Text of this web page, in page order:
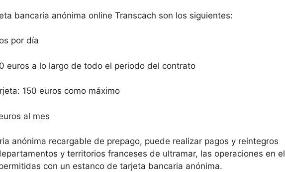
bancaria anónima online Transcach son los siguientes:
por día
euros a lo largo de todo el periodo del contrato
150 euros como máximo
al mes
anónima recargable de prepago, puede realizar pagos y reintegros
y territorios franceses de ultramar, las operaciones en el
con un estanco de tarjeta bancaria anónima.